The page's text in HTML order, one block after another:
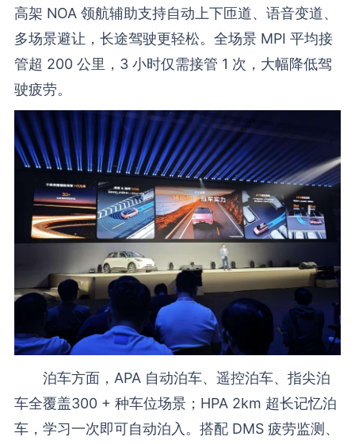
高架 NOA 领航辅助支持自动上下匝道、语音变道、
多场景避让，长途驾驶更轻松。全场景 MPI 平均接
管超 200 公里，3 小时仅需接管 1 次，大幅降低驾
驶疲劳。
泊车方面，APA 自动泊车、遥控泊车、指尖泊
车全覆盖300 + 种车位场景；HPA 2km 超长记忆泊
车，学习一次即可自动泊入。搭配 DMS 疲劳监测、